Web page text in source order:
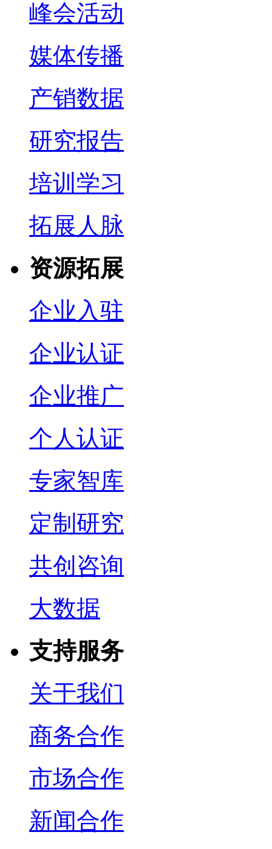
峰会活动
媒体传播
产销数据
研究报告
培训学习
拓展人脉
资源拓展
企业入驻
企业认证
企业推广
个人认证
专家智库
定制研究
共创咨询
大数据
支持服务
关于我们
商务合作
市场合作
新闻合作